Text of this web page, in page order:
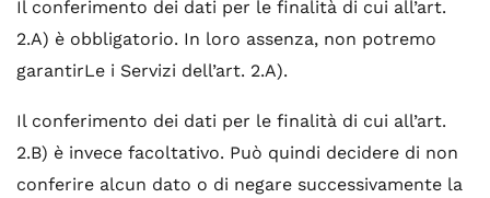
Il conferimento dei dati per le finalità di cui all’art.
2.A) è obbligatorio. In loro assenza, non potremo
garantirLe i Servizi dell’art. 2.A).
Il conferimento dei dati per le finalità di cui all’art.
2.B) è invece facoltativo. Può quindi decidere di non
conferire alcun dato o di negare successivamente la